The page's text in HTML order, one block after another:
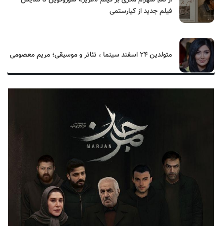
فیلم جدید از کیارستمی
متولدین ۲۴ اسفند سینما ، تئاتر و موسیقی؛ مریم معصومی